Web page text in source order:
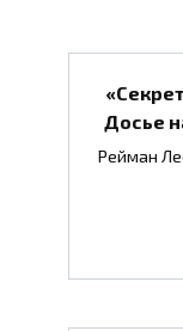
Досье
Рейман